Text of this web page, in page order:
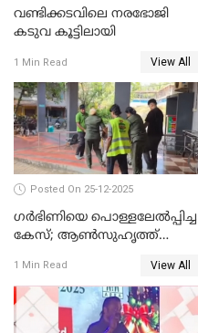
വണ്ടിക്കടവിലെ നരഭോജി
കടുവ കൂട്ടിലായി
1 Min Read View All
Posted On 25-12-2025
ഗര്‍ഭിണിയെ പൊള്ളലേല്‍പ്പിച്ച
കേസ്; ആണ്‍സുഹൃത്ത്
1 Min Read View All